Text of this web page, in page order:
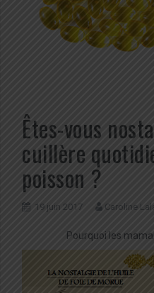
Êtes-vous
cuillère
poisson ?
19 juin 2017 Caroline
Pourquoi les